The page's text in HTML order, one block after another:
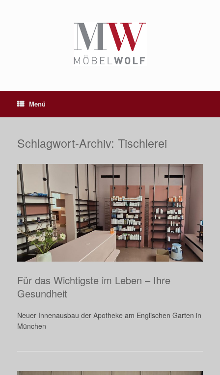
Menü
Schlagwort-Archiv: Tischlerei
Für das Wichtigste im Leben – Ihre
Gesundheit
Neuer Innenausbau der Apotheke am Englischen Garten in
München